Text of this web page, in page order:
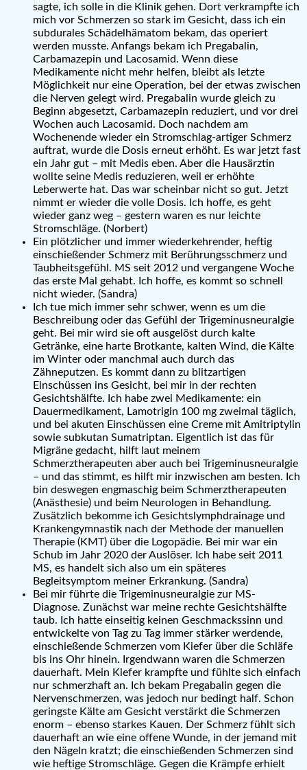
sagte, ich solle in die Klinik gehen. Dort verkrampfte ich
mich vor Schmerzen so stark im Gesicht, dass ich ein
subdurales Schädelhämatom bekam, das operiert
werden musste. Anfangs bekam ich Pregabalin,
Carbamazepin und Lacosamid. Wenn diese
Medikamente nicht mehr helfen, bleibt als letzte
Möglichkeit nur eine Operation, bei der etwas zwischen
die Nerven gelegt wird. Pregabalin wurde gleich zu
Beginn abgesetzt, Carbamazepin reduziert, und vor drei
Wochen auch Lacosamid. Doch nachdem am
Wochenende wieder ein Stromschlag-artiger Schmerz
auftrat, wurde die Dosis erneut erhöht. Es war jetzt fast
ein Jahr gut – mit Medis eben. Aber die Hausärztin
wollte seine Medis reduzieren, weil er erhöhte
Leberwerte hat. Das war scheinbar nicht so gut. Jetzt
nimmt er wieder die volle Dosis. Ich hoffe, es geht
wieder ganz weg – gestern waren es nur leichte
Stromschläge. (Norbert)
Ein plötzlicher und immer wiederkehrender, heftig
einschießender Schmerz mit Berührungsschmerz und
Taubheitsgefühl. MS seit 2012 und vergangene Woche
das erste Mal gehabt. Ich hoffe, es kommt so schnell
nicht wieder. (Sandra)
Ich tue mich immer sehr schwer, wenn es um die
Beschreibung oder das Gefühl der Trigeminusneuralgie
geht. Bei mir wird sie oft ausgelöst durch kalte
Getränke, eine harte Brotkante, kalten Wind, die Kälte
im Winter oder manchmal auch durch das
Zähneputzen. Es kommt dann zu blitzartigen
Einschüssen ins Gesicht, bei mir in der rechten
Gesichtshälfte. Ich habe zwei Medikamente: ein
Dauermedikament, Lamotrigin 100 mg zweimal täglich,
und bei akuten Einschüssen eine Creme mit Amitriptylin
sowie subkutan Sumatriptan. Eigentlich ist das für
Migräne gedacht, hilft laut meinem
Schmerztherapeuten aber auch bei Trigeminusneuralgie
– und das stimmt, es hilft mir inzwischen am besten. Ich
bin deswegen engmaschig beim Schmerztherapeuten
(Anästhesie) und beim Neurologen in Behandlung.
Zusätzlich bekomme ich Gesichtslymphdrainage und
Krankengymnastik nach der Methode der manuellen
Therapie (KMT) über die Logopädie. Bei mir war ein
Schub im Jahr 2020 der Auslöser. Ich habe seit 2011
MS, es handelt sich also um ein späteres
Begleitsymptom meiner Erkrankung. (Sandra)
Bei mir führte die Trigeminusneuralgie zur MS-
Diagnose. Zunächst war meine rechte Gesichtshälfte
taub. Ich hatte einseitig keinen Geschmackssinn und
entwickelte von Tag zu Tag immer stärker werdende,
einschießende Schmerzen vom Kiefer über die Schläfe
bis ins Ohr hinein. Irgendwann waren die Schmerzen
dauerhaft. Mein Kiefer krampfte und fühlte sich einfach
nur schmerzhaft an. Ich bekam Pregabalin gegen die
Nervenschmerzen, was jedoch nur bedingt half. Schon
geringste Kälte am Gesicht verstärkt die Schmerzen
enorm – ebenso starkes Kauen. Der Schmerz fühlt sich
dauerhaft an wie eine offene Wunde, in der jemand mit
den Nägeln kratzt; die einschießenden Schmerzen sind
wie heftige Stromschläge. Gegen die Krämpfe erhielt